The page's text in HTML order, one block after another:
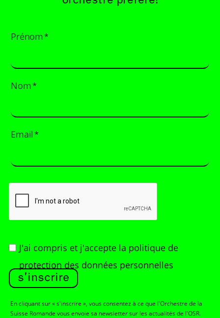
Prénom*
Nom*
Email*
J'ai compris et j'accepte la politique de
protection des données personnelles
s'inscrire
En cliquant sur « s'inscrire », vous consentez à ce que l'Orchestre de la
Suisse Romande vous envoie sa newsletter sur les actualités de l'OSR.